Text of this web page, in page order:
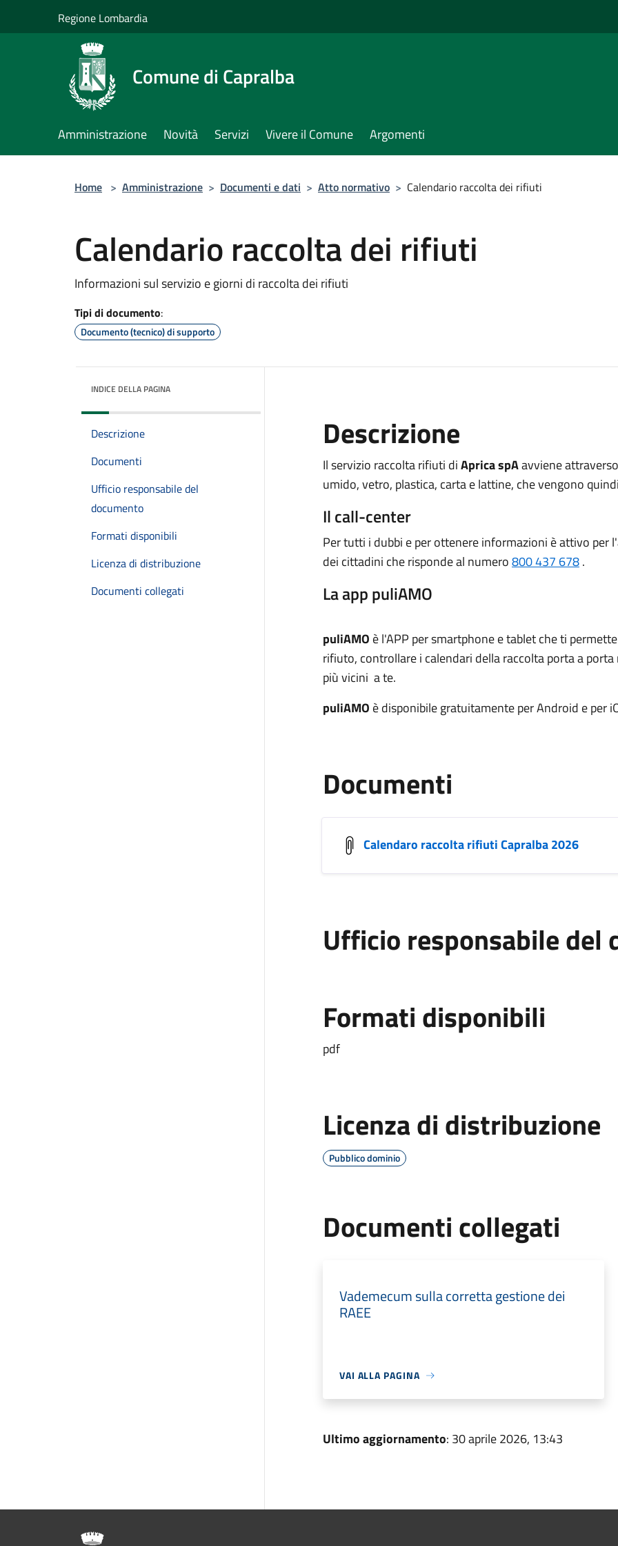
Regione Lombardia
Comune di Capralba
Amministrazione Novità Servizi Vivere il Comune Argomenti
Home > Amministrazione > Documenti e dati > Atto normativo > Calendario raccolta dei rifiuti
Calendario raccolta dei rifiuti
Informazioni sul servizio e giorni di raccolta dei rifiuti
Tipi di documento:
Documento (tecnico) di supporto
INDICE DELLA PAGINA
Descrizione
Documenti
Ufficio responsabile del
documento
Formati disponibili
Licenza di distribuzione
Documenti collegati
Descrizione
Il servizio raccolta rifiuti diAprica spAavviene
umido, vetro, plastica, carta e lattine, che vengono
Il call-center
Per tutti i dubbi e per ottenere informazioni è attivo per
dei cittadini che risponde al numero800 437 678.
La app puliAMO
puliAMO è l'APP per smartphone e tablet che ti
rifiuto, controllare i calendari della raccolta porta a
più vicini a te.
puliAMO è disponibile gratuitamente per Android e per
Documenti
Calendaro raccolta rifiuti Capralba 2026
Ufficio responsabile del
Formati disponibili
pdf
Licenza di distribuzione
Pubblico dominio
Documenti collegati
Vademecum sulla corretta gestione dei
RAEE
VAI ALLA PAGINA
Ultimo aggiornamento: 30 aprile 2026, 13:43